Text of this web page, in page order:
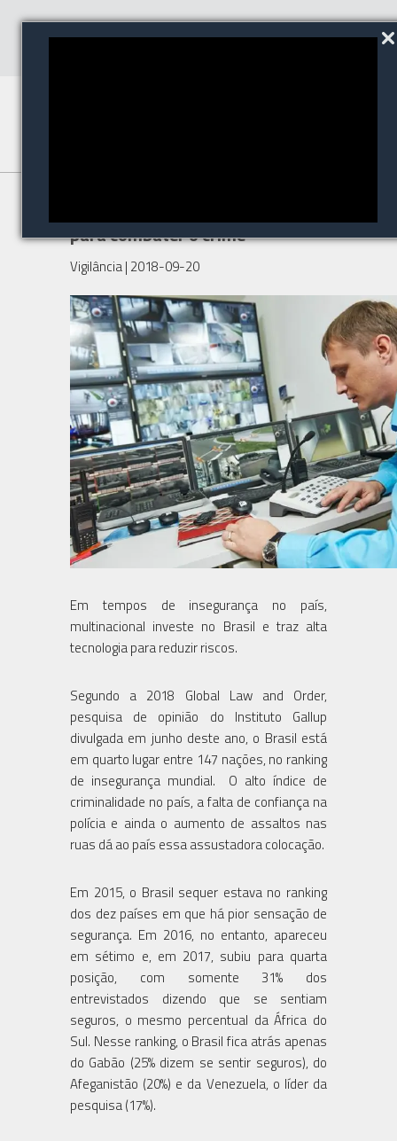
para combater o crime
Vigilância| 2018-09-20
Em tempos de insegurança no país,
multinacional investe no Brasil e traz alta
tecnologia para reduzir riscos.
Segundo a 2018 Global Law and Order,
pesquisa de opinião do Instituto Gallup
divulgada em junho deste ano, o Brasil está
em quarto lugar entre 147 nações, no ranking
de insegurança mundial. O alto índice de
criminalidade no país, a falta de confiança na
polícia e ainda o aumento de assaltos nas
ruas dá ao país essa assustadora colocação.
Em 2015, o Brasil sequer estava no ranking
dos dez países em que há pior sensação de
segurança. Em 2016, no entanto, apareceu
em sétimo e, em 2017, subiu para quarta
posição, com somente 31% dos
entrevistados dizendo que se sentiam
seguros, o mesmo percentual da África do
Sul. Nesse ranking, o Brasil fica atrás apenas
do Gabão (25% dizem se sentir seguros), do
Afeganistão (20%) e da Venezuela, o líder da
pesquisa (17%).